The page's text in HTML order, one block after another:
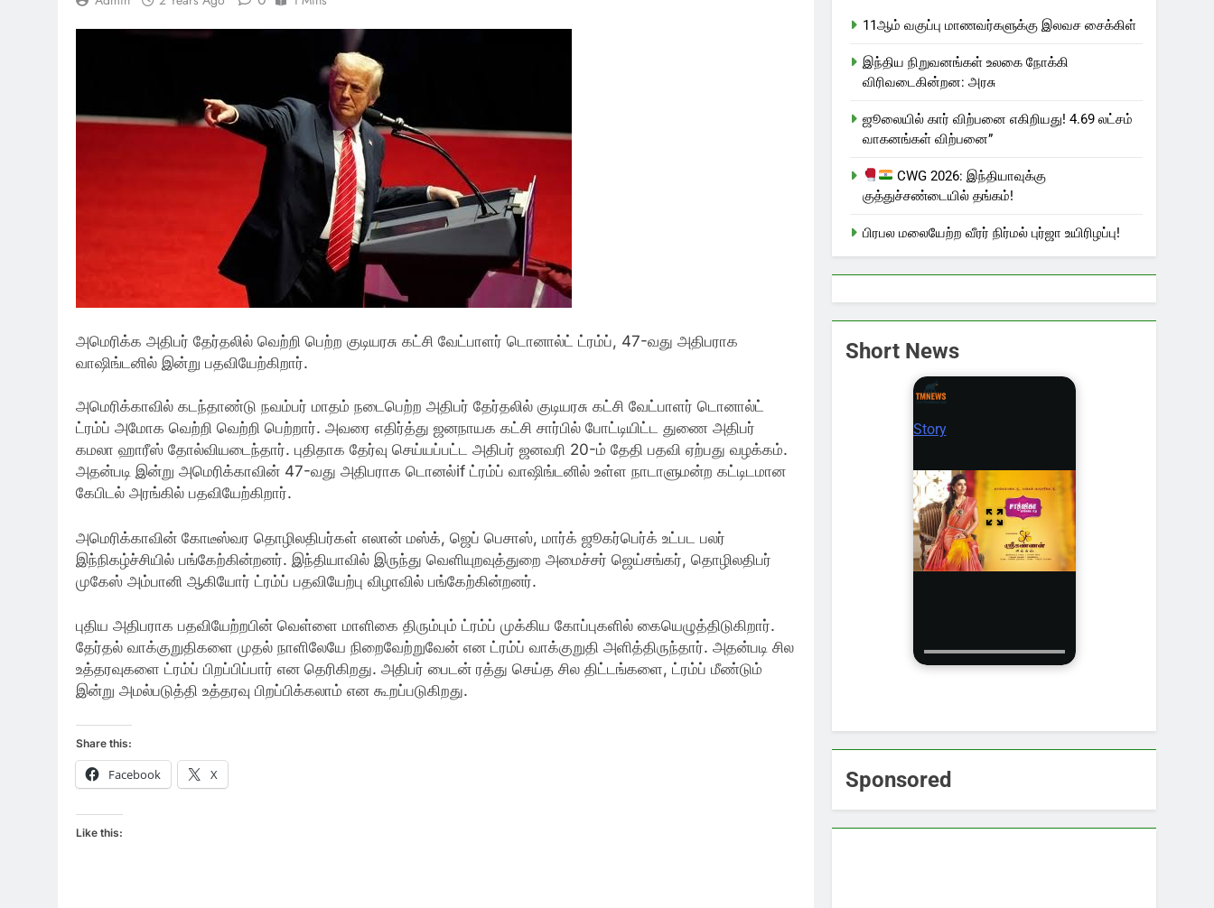
அமெரிக்க அதிபர் தேர்தலில் வெற்றி பெற்ற குடியரசு கட்சி வேட்பாளர் டொனால்ட் ட்ரம்ப், 47-வது அதிபராக
வாஷிங்டனில் இன்று பதவியேற்கிறார்.
அமெரிக்காவில் கடந்தாண்டு நவம்பர் மாதம் நடைபெற்ற அதிபர் தேர்தலில் குடியரசு கட்சி வேட்பாளர் டொனால்ட்
ட்ரம்ப் அமோக வெற்றி வெற்றி பெற்றார். அவரை எதிர்த்து ஜனநாயக கட்சி சார்பில் போட்டியிட்ட துணை அதிபர்
கமலா ஹாரீஸ் தோல்வியடைந்தார். புதிதாக தேர்வு செய்யப்பட்ட அதிபர் ஜனவரி 20-ம் தேதி பதவி ஏற்பது வழக்கம்.
அதன்படி இன்று அமெரிக்காவின் 47-வது அதிபராக டொனல்if ட்ரம்ப் வாஷிங்டனில் உள்ள நாடாளுமன்ற கட்டிடமான
கேபிடல் அரங்கில் பதவியேற்கிறார்.
அமெரிக்காவின் கோடீஸ்வர தொழிலதிபர்கள் எலான் மஸ்க், ஜெப் பெசாஸ், மார்க் ஜூகர்பெர்க் உட்பட பலர்
இந்நிகழ்ச்சியில் பங்கேற்கின்றனர். இந்தியாவில் இருந்து வெளியுறவுத்துறை அமைச்சர் ஜெய்சங்கர், தொழிலதிபர்
முகேஸ் அம்பானி ஆகியோர் ட்ரம்ப் பதவியேற்பு விழாவில் பங்கேற்கின்றனர்.
புதிய அதிபராக பதவியேற்றபின் வெள்ளை மாளிகை திரும்பும் ட்ரம்ப் முக்கிய கோப்புகளில் கையெழுத்திடுகிறார்.
தேர்தல் வாக்குறுதிகளை முதல் நாளிலேயே நிறைவேற்றுவேன் என ட்ரம்ப் வாக்குறுதி அளித்திருந்தார். அதன்படி சில
உத்தரவுகளை ட்ரம்ப் பிறப்பிப்பார் என தெரிகிறது. அதிபர் பைடன் ரத்து செய்த சில திட்டங்களை, ட்ரம்ப் மீண்டும்
இன்று அமல்படுத்தி உத்தரவு பிறப்பிக்கலாம் என கூறப்படுகிறது.
Share this:
Facebook X
Like this:
11ஆம் வகுப்பு மாணவர்களுக்கு இலவச சைக்கிள்
இந்திய நிறுவனங்கள் உலகை நோக்கி
விரிவடைகின்றன: அரசு
ஜூலையில் கார் விற்பனை எகிறியது! 4.69 லட்சம்
வாகனங்கள் விற்பனை”
CWG 2026: இந்தியாவுக்கு
குத்துச்சண்டையில் தங்கம்!
பிரபல மலையேற்ற வீரர் நிர்மல் புர்ஜா உயிரிழப்பு!
Short News
Story
Sponsored